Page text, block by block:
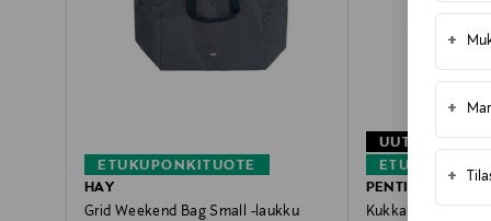
+
+
+
ETUKUPONKITUOTE
HAY
Grid Weekend Bag Small -laukku
UUTTA
PENTIK
Kukkakeiju-